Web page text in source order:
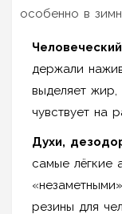
особенно в
держали
выделяет
чувствует на
Духи,
самые лёгкие
резины для